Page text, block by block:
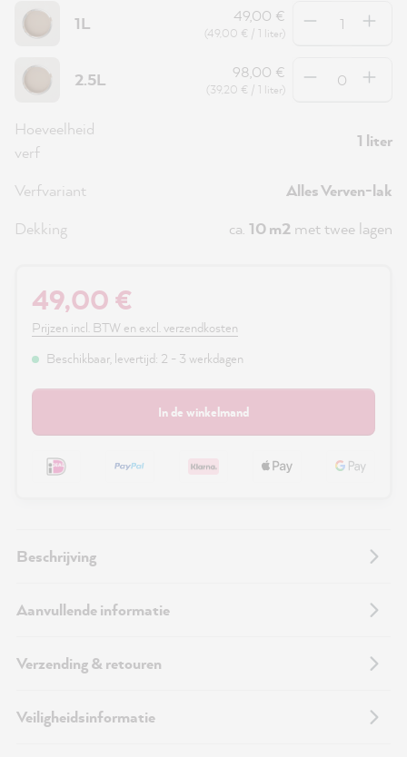
1L 49,00 €
(49,00 € / 1 liter)
Hoeveelheid
2.5L 98,00 €
(39,20 € / 1 liter)
Hoeveelheid
Hoeveelheid
verf
1 liter
Verfvariant
Alles Verven-lak
Dekking
ca. 10 m2 met twee lagen
49,00 €
Prijzen incl. BTW en excl. verzendkosten
Beschikbaar, levertijd: 2 - 3 werkdagen
In de winkelmand
Beschrijving
Aanvullende informatie
Verzending & retouren
Veiligheidsinformatie